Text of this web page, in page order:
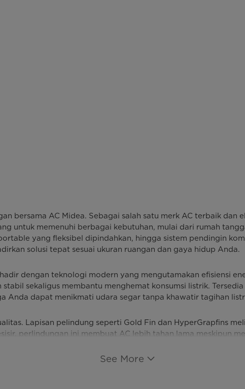
bersama AC Midea. Sebagai salah satu merk AC terbaik
untuk memenuhi berbagai kebutuhan, mulai dari rumah
yang fleksibel dipindahkan, hingga sistem pendingin
solusi tepat sesuai ukuran ruangan dan gaya hidup Anda.
dengan teknologi modern yang mengutamakan efisiensi
sekaligus membantu menghemat konsumsi listrik.
Anda dapat menikmati udara segar tanpa khawatir tagihan
Lapisan pelindung seperti Gold Fin dan HyperGrapfins
perlindungan ini membuat AC lebih tahan lama meskipun
See More